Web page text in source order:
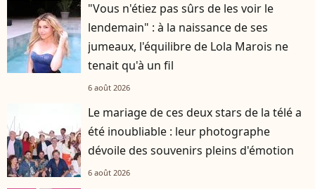
"Vous n'étiez pas sûrs de les voir le
lendemain" : à la naissance de ses
jumeaux, l'équilibre de Lola Marois ne
tenait qu'à un fil
6 août 2026
Le mariage de ces deux stars de la télé a
été inoubliable : leur photographe
dévoile des souvenirs pleins d'émotion
6 août 2026